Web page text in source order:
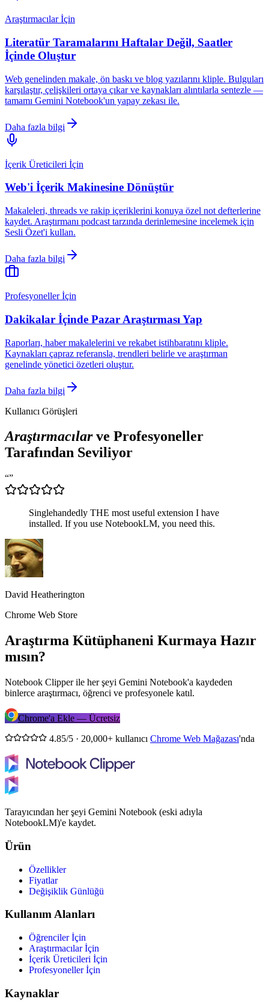
Araştırmacılar İçin
Literatür Taramalarını Haftalar Değil, Saatler
İçinde Oluştur
Web genelinden makale, ön baskı ve blog yazılarını kliple. Bulguları
karşılaştır, çelişkileri ortaya çıkar ve kaynakları alıntılarla sentezle —
tamamı Gemini Notebook'un yapay zekası ile.
Daha fazla bilgi
İçerik Üreticileri İçin
Web'i İçerik Makinesine Dönüştür
Makaleleri, threads ve rakip içeriklerini konuya özel not defterlerine
kaydet. Araştırmanı podcast tarzında derinlemesine incelemek için
Sesli Özet'i kullan.
Daha fazla bilgi
Profesyoneller İçin
Dakikalar İçinde Pazar Araştırması Yap
Raporları, haber makalelerini ve rekabet istihbaratını kliple.
Kaynakları çapraz referansla, trendleri belirle ve araştırman
genelinde yönetici özetleri oluştur.
Daha fazla bilgi
Kullanıcı Görüşleri
Araştırmacılarve Profesyoneller
Tarafından Seviliyor
“”
Singlehandedly THE most useful extension I have
installed. If you use NotebookLM, you need this.
David Heatherington
Chrome Web Store
Araştırma Kütüphaneni Kurmaya Hazır
mısın?
Notebook Clipper ile her şeyi Gemini Notebook'a kaydeden
binlerce araştırmacı, öğrenci ve profesyonele katıl.
Chrome'a Ekle — Ücretsiz
4.85/5 · 20,000+ kullanıcı Chrome Web Mağazası'nda
Tarayıcından her şeyi Gemini Notebook (eski adıyla
NotebookLM)'e kaydet.
Ürün
Özellikler
Fiyatlar
Değişiklik Günlüğü
Kullanım Alanları
Öğrenciler İçin
Araştırmacılar İçin
İçerik Üreticileri İçin
Profesyoneller İçin
Kaynaklar